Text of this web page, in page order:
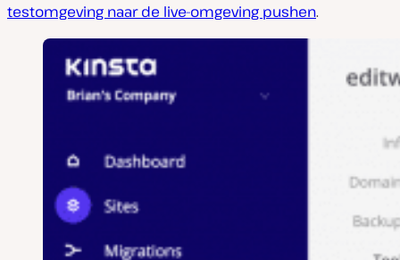
testomgeving naar de live-omgeving pushen.